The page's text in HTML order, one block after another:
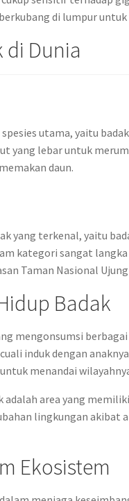
di lumpur
di Dunia
utama, yaitu
yang lebar untuk
daun.
yang terkenal, yaitu
kategori sangat
Taman Nasional
Badak
mengonsumsi
induk dengan
menandai
adalah area yang
lingkungan
Ekosistem